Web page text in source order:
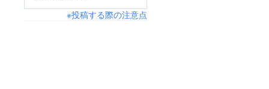
※投稿する際の注意点